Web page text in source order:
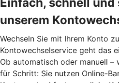
unserem
Wechseln Sie mit Ihrem Konto
Kontowechselservice geht das
Ob automatisch oder manuell
für Schritt: Sie nutzen Online-